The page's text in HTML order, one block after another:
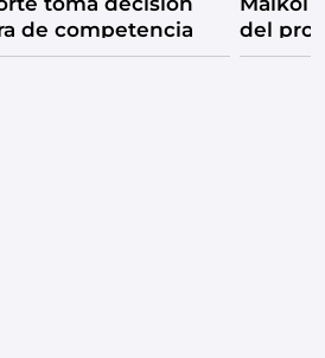
de competencia
del